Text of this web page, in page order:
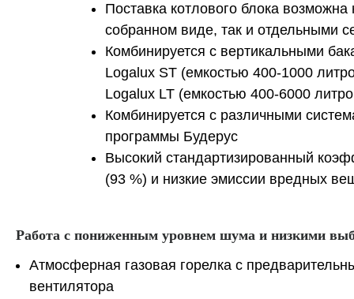
Поставка котлового блока
собранном виде, так и отдельными
Комбинируется с вертикальными
Logalux ST (емкостью 400-1000
Logalux LT (емкостью 400-6000
Комбинируется с различными
программы Будерус
Высокий стандартизированный
(93 %) и низкие эмиссии вредных
Работа с пониженным уровнем шума и низкими
Атмосферная газовая горелка с
вентилятора